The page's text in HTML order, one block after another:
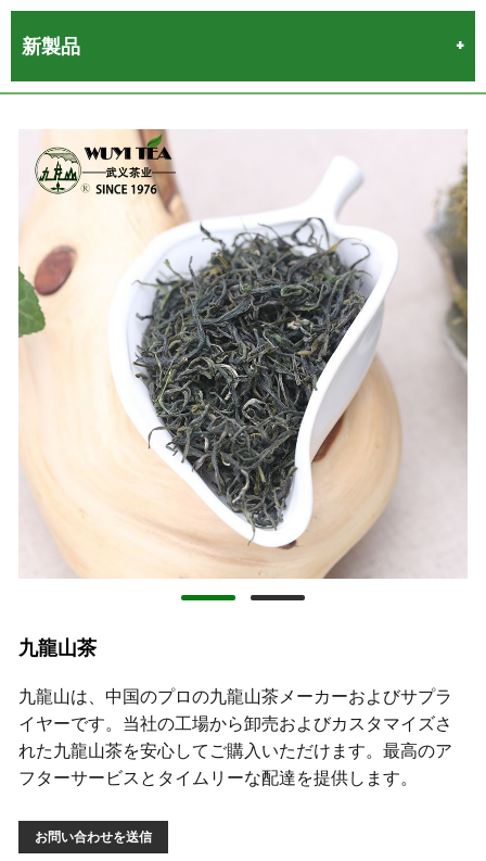
新製品
九龍山茶
九龍山は、中国のプロの九龍山茶メーカーおよびサプラ
イヤーです。当社の工場から卸売およびカスタマイズさ
れた九龍山茶を安心してご購入いただけます。最高のア
フターサービスとタイムリーな配達を提供します。
お問い合わせを送信